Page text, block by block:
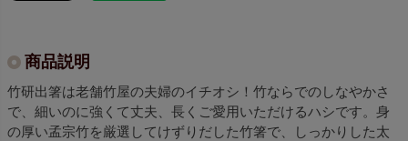
商品説明
竹研出箸は老舗竹屋の夫婦のイチオシ！竹ならでのしなやかさ
で、細いのに強くて丈夫、長くご愛用いただけるハシです。身
の厚い孟宗竹を厳選してけずりだした竹箸で、しっかりした太